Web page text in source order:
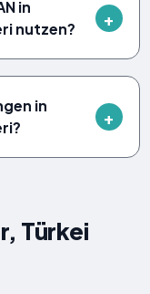
in
nutzen?
in
Türkei